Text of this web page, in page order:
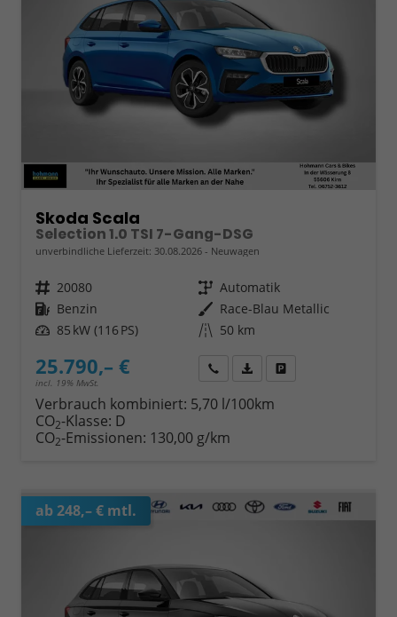
Skoda Scala
Selection 1.0 TSI 7-Gang-DSG
unverbindliche Lieferzeit: 30.08.2026 Neuwagen
Fahrzeugnr. 20080 Getriebe Automatik
Kraftstoff Benzin Außenfarbe Race-Blau Metallic
Leistung 85 kW (116 PS) Kilometerstand 50 km
25.790,– €
incl. 19% MwSt.
Wir rufen Sie anFahrzeugexposé (PDF)
Verbrauch kombiniert: 5,70 l/100km
CO2-Klasse: D
CO2-Emissionen: 130,00 g/km
ab 248,– € mtl.